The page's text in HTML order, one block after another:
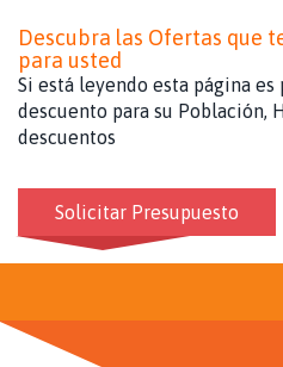
Descubra las Ofertas que
para usted
Si está leyendo esta página
descuento para su Población,
descuentos
Solicitar Presupuesto